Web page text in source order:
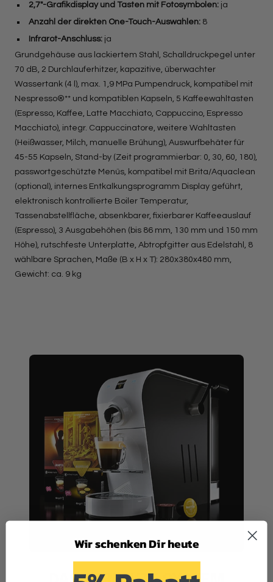
2,7″-Grafikdisplay und Tasten mit Fotosymbolen:ja
Anzahl der direkten One-Touch-Auswahlen:8
Infrarot-Anschluss:ja
Grundgehäuse aus lackiertem Stahl, Schalldruckpegel unter
70 dB, 2 Durchlauferhitzer, kapazitive, überwachter
Wassertank (4 l), max. 1,9 MPa Pumpendruck, kompatibel mit
Nespresso®** und kompatiblen Kapseln, 5 Kaffeewahltasten
(Espresso, Kaffee, Latte Macchiato, Cappuccino, Espresso
Macchiato), integr. Cappuccinatore, weitere Wahltasten
(Heißwasser, Milch, manuelle Brühung), Auswurfbehäter für
45-55 Kapseln, Stand-by (Zeit programmierbar: 0, 30, 60, 180),
passwortgeschützte Menüs, kompatibel mit Brita/Aquaclean
(optional), internes Entkalkungsprogramm Display geführt,
elektronisch kontrollierte Boiler Temperatur,
Tassenabstellfläche, absenkbarer, fixierbarer Kaffeeauslauf
(Espresso), 3 Ausgabehöhen (bis 86 mm, 130 mm und 150 mm
Höhe), rutschfeste Unterplatte, Abtropfgitter aus Edelstahl, 8
wählbare Sprachen, Maße (B x H x T): 280x380x480 mm,
Gewicht: ca. 9 kg
Wir schenken Dir heute